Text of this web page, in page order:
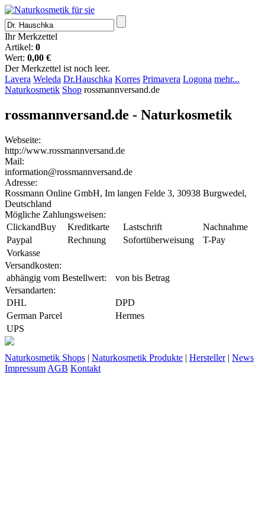
Ihr Merkzettel
Artikel: 0
Wert: 0,00 €
Der Merkzettel ist noch leer.
Lavera Weleda Dr.Hauschka Korres Primavera Logona mehr...
Naturkosmetik Shop rossmannversand.de
rossmannversand.de - Naturkosmetik
Webseite:
http://www.rossmannversand.de
Mail:
information@rossmannversand.de
Adresse:
Rossmann Online GmbH, Im langen Felde 3, 30938 Burgwedel,
Deutschland
Mögliche Zahlungsweisen:
ClickandBuy
Kreditkarte Lastschrift
Nachnahme
Paypal
Rechnung Sofortüberweisung
T-Pay
Vorkasse
Versandkosten:
abhängig vom Bestellwert:
von bis Betrag
Versandarten:
DHL
DPD
German Parcel
Hermes
UPS
Naturkosmetik Shops | Naturkosmetik Produkte | Hersteller| News
Impressum AGB Kontakt